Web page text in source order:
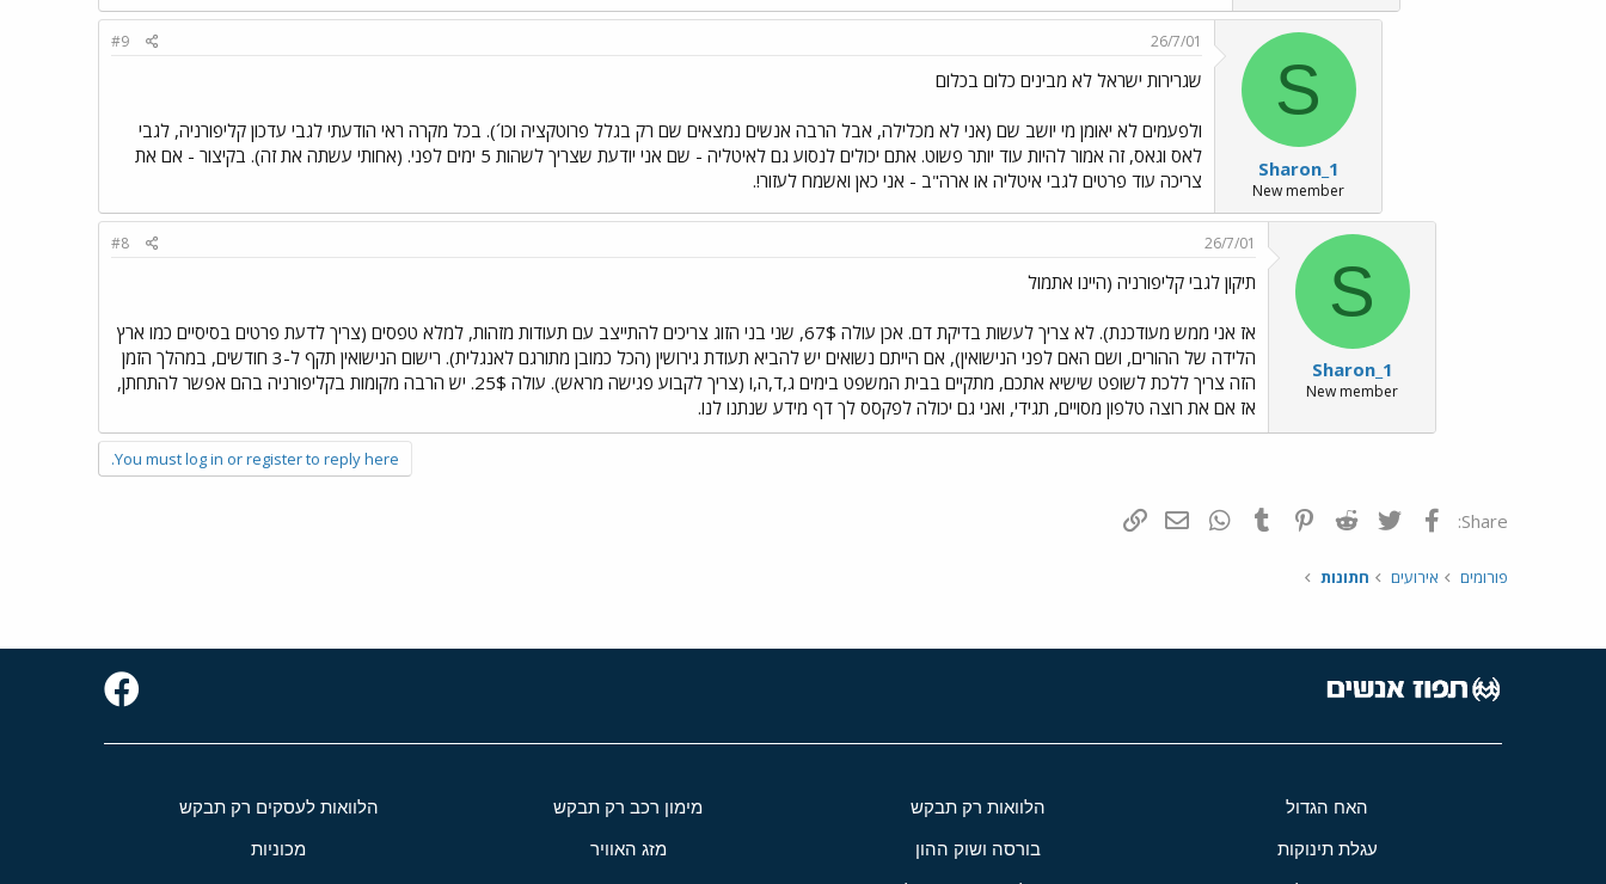
S
Sharon_1
New member
26/7/01
#9
שגרירות ישראל לא מבינים כלום בכלום
ולפעמים לא יאומן מי יושב שם (אני לא מכלילה, אבל הרבה אנשים נמצאים שם רק בגלל פרוטקציה וכו´). בכל מקרה ראי הודעתי לגבי עדכון קליפורניה, לגבי
לאס וגאס, זה אמור להיות עוד יותר פשוט. אתם יכולים לנסוע גם לאיטליה - שם אני יודעת שצריך לשהות 5 ימים לפני. (אחותי עשתה את זה). בקיצור - אם את
צריכה עוד פרטים לגבי איטליה או ארה"ב - אני כאן ואשמח לעזור!.
S
Sharon_1
New member
26/7/01
#8
תיקון לגבי קליפורניה (היינו אתמול
אז אני ממש מעודכנת). לא צריך לעשות בדיקת דם. אכן עולה 67$, שני בני הזוג צריכים להתייצב עם תעודות מזהות, למלא טפסים (צריך לדעת פרטים בסיסיים כמו ארץ
הלידה של ההורים, ושם האם לפני הנישואין), אם הייתם נשואים יש להביא תעודת גירושין (הכל כמובן מתורגם לאנגלית). רישום הנישואין תקף ל-3 חודשים, במהלך הזמן
הזה צריך ללכת לשופט שישיא אתכם, מתקיים בבית המשפט בימים ג,ד,ה,ו (צריך לקבוע פגישה מראש). עולה 25$. יש הרבה מקומות בקליפורניה בהם אפשר להתחתן,
אז אם את רוצה טלפון מסויים, תגידי, ואני גם יכולה לפקסס לך דף מידע שנתנו לנו.
You must log in or register to reply here.
Share: פייסבוק Twitter
Reddit
Pinterest
Tumblr
WhatsAppדואר אלקטרוני
פורומים אירועים חתונות
האח הגדול הלוואות רק תבקש מימון רכב רק תבקש הלוואות לעסקים רק תבקש
עגלת תינוקות בורסה ושוק ההון מזג האוויר מכוניות